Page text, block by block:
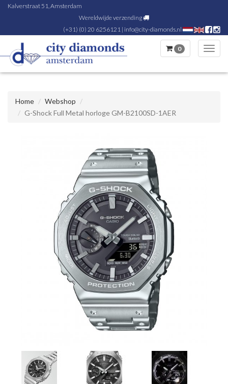
Kalverstraat 51, Amsterdam
Wereldwijde verzending
(+31) (0) 20 6256121 | info@city-diamonds.nl
0
Home
Webshop
G-Shock Full Metal horloge GM-B2100SD-1AER